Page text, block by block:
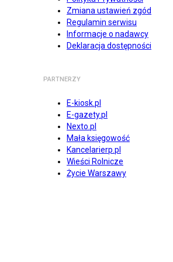
Zmiana ustawień zgód
Regulamin serwisu
Informacje o nadawcy
Deklaracja dostępności
PARTNERZY
E-kiosk.pl
E-gazety.pl
Nexto.pl
Mała księgowość
Kancelarierp.pl
Wieści Rolnicze
Życie Warszawy